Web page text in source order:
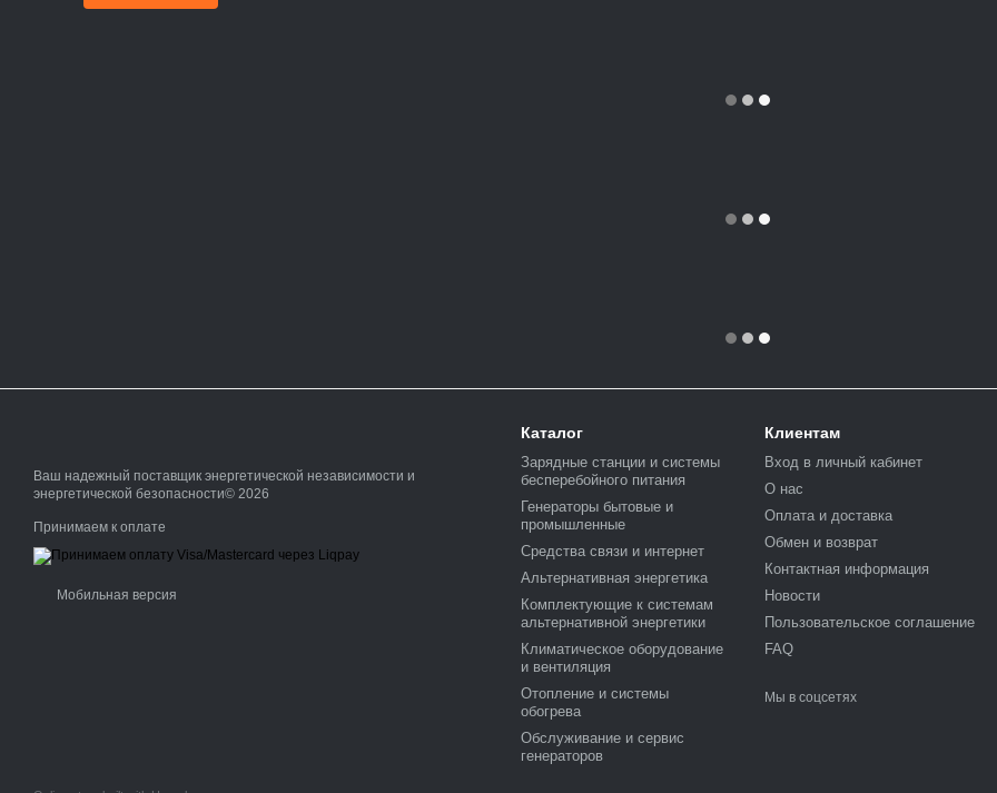
Ваш надежный поставщик энергетической независимости и
энергетической безопасности© 2026
Принимаем к оплате
Мобильная версия
Каталог
Зарядные станции и системы
бесперебойного питания
Генераторы бытовые и
промышленные
Средства связи и интернет
Альтернативная энергетика
Комплектующие к системам
альтернативной энергетики
Климатическое оборудование
и вентиляция
Отопление и системы
обогрева
Обслуживание и сервис
генераторов
Клиентам
Вход в личный кабинет
О нас
Оплата и доставка
Обмен и возврат
Контактная информация
Новости
Пользовательское соглашение
FAQ
Мы в соцсетях